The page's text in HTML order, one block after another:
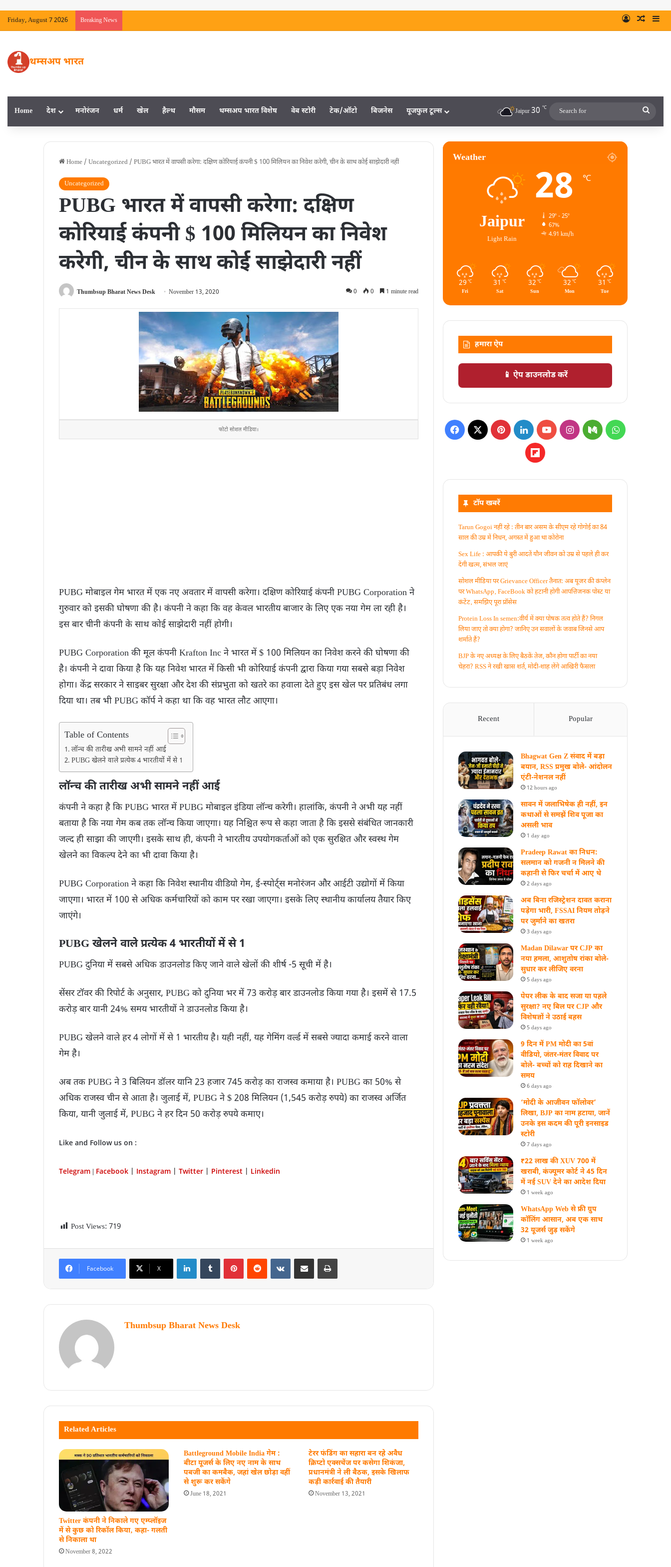
Friday, August 7 2026 Breaking News
थम्सअप भारत
Home देश मनाेरंजन धर्म खेल हैल्‍थ मौसम थम्‍सअप भारत विशेष वेब स्‍टोरी टेक/ऑटो बिजनेस यूजफुल टूल्‍स Jaipur30 ℃
Home / Uncategorized / PUBG भारत में वापसी करेगा: दक्षिण कोरियाई कंपनी $ 100 मिलियन का निवेश करेगी, चीन के साथ कोई साझेदारी नहीं
Uncategorized
PUBG भारत में वापसी करेगा: दक्षिण
कोरियाई कंपनी $ 100 मिलियन का निवेश
करेगी, चीन के साथ कोई साझेदारी नहीं
Thumbsup Bharat News Desk November 13, 2020 0 0 1 minute read
फोटो सोशल मीडिया।
PUBG मोबाइल गेम भारत में एक नए अवतार में वापसी करेगा। दक्षिण कोरियाई कंपनी PUBG Corporation ने
गुरुवार को इसकी घोषणा की है। कंपनी ने कहा कि वह केवल भारतीय बाजार के लिए एक नया गेम ला रही है।
इस बार चीनी कंपनी के साथ कोई साझेदारी नहीं होगी।
PUBG Corporation की मूल कंपनी Krafton Inc ने भारत में $ 100 मिलियन का निवेश करने की घोषणा की
है। कंपनी ने दावा किया है कि यह निवेश भारत में किसी भी कोरियाई कंपनी द्वारा किया गया सबसे बड़ा निवेश
होगा। केंद्र सरकार ने साइबर सुरक्षा और देश की संप्रभुता को खतरे का हवाला देते हुए इस खेल पर प्रतिबंध लगा
दिया था। तब भी PUBG कॉर्प ने कहा था कि वह भारत लौट आएगा।
Table of Contents
लॉन्च की तारीख अभी सामने नहीं आई
PUBG खेलने वाले प्रत्येक 4 भारतीयों में से 1
लॉन्च की तारीख अभी सामने नहीं आई
कंपनी ने कहा है कि PUBG भारत में PUBG मोबाइल इंडिया लॉन्च करेगी। हालांकि, कंपनी ने अभी यह नहीं
बताया है कि नया गेम कब तक लॉन्च किया जाएगा। यह निश्चित रूप से कहा जाता है कि इससे संबंधित जानकारी
जल्द ही साझा की जाएगी। इसके साथ ही, कंपनी ने भारतीय उपयोगकर्ताओं को एक सुरक्षित और स्वस्थ गेम
खेलने का विकल्प देने का भी दावा किया है।
PUBG Corporation ने कहा कि निवेश स्थानीय वीडियो गेम, ई-स्पोर्ट्स मनोरंजन और आईटी उद्योगों में किया
जाएगा। भारत में 100 से अधिक कर्मचारियों को काम पर रखा जाएगा। इसके लिए स्थानीय कार्यालय तैयार किए
जाएंगे।
PUBG खेलने वाले प्रत्येक 4 भारतीयों में से 1
PUBG दुनिया में सबसे अधिक डाउनलोड किए जाने वाले खेलों की शीर्ष -5 सूची में है।
सेंसर टॉवर की रिपोर्ट के अनुसार, PUBG को दुनिया भर में 73 करोड़ बार डाउनलोड किया गया है। इसमें से 17.5
करोड़ बार यानी 24% समय भारतीयों ने डाउनलोड किया है।
PUBG खेलने वाले हर 4 लोगों में से 1 भारतीय है। यही नहीं, यह गेमिंग वर्ल्ड में सबसे ज्यादा कमाई करने वाला
गेम है।
अब तक PUBG ने 3 बिलियन डॉलर यानि 23 हजार 745 करोड़ का राजस्व कमाया है। PUBG का 50% से
अधिक राजस्व चीन से आता है। जुलाई में, PUBG ने $ 208 मिलियन (1,545 करोड़ रुपये) का राजस्व अर्जित
किया, यानी जुलाई में, PUBG ने हर दिन 50 करोड़ रुपये कमाए।
Like and Follow us on :
Telegram Facebook Instagram Twitter Pinterest Linkedin
Post Views: 719
Facebook X
Thumbsup Bharat News Desk
Related Articles
Twitter कंपनी ने निकाले गए एम्प्लॉइज
में से कुछ को रिकॉल किया‚ कहा- गलती
से निकाला था
November 8, 2022
Battleground Mobile India गेम :
बीटा यूजर्स के लिए नए नाम के साथ
पबजी का कमबैक, जहां खेल छोड़ा वहीं
से शुरू कर सकेंगे
June 18, 2021
टेरर फंडिंग का सहारा बन रहे अवैध
क्रिप्टो एक्सचेंज पर कसेगा शिकंजा,
प्रधानमंत्री ने ली बैठक, इसके खिलाफ
कड़ी कार्रवाई की तैयारी
November 13, 2021
Weather
Jaipur
Light Rain
28 ℃
29º - 25º
67%
4.91 km/h
29 ℃
Fri
31 ℃
Sat
32 ℃
Sun
32 ℃
Mon
31 ℃
Tue
हमारा ऐप
📱 ऐप डाउनलोड करें
टॉप खबरें
Tarun Gogoi नहीं रहे : तीन बार असम के सीएम रहे गोगोई का 84
साल की उम्र में निधन, अगस्त में हुआ था कोरोना
Sex Life : आपकी ये बुरी आदतें याैन जीवन को उम्र से पहले ही कर
देंगी खत्म, संभल जाएं
सोशल मीडिया पर Grievance Officer तैनात: अब यूजर की कंप्लेन
पर WhatsApp‚ FaceBook को हटानी होगी आपत्तिजनक पोस्ट या
कंटेंट‚ समझिए पूरा प्रॉसेस
Protein Loss In semen:वीर्य में क्या पोषक तत्व होते हैं? निगल
लिया जाए तो क्या होगा? जानिए उन सवालों के जवाब जिनसे आप
शर्माते हैं?
BJP के नए अध्यक्ष के लिए बैठकें तेज, कौन होगा पार्टी का नया
चेहरा? RSS ने रखी खास शर्त, मोदी-शाह लेंगे आखिरी फैसला
Recent Popular
Bhagwat Gen Z संवाद में बड़ा
बयान, RSS प्रमुख बोले- आंदोलन
एंटी-नेशनल नहीं
12 hours ago
सावन में जलाभिषेक ही नहीं, इन
कथाओं से समझें शिव पूजा का
असली भाव
1 day ago
Pradeep Rawat का निधन:
सलमान को गजनी न मिलने की
कहानी से फिर चर्चा में आए थे
2 days ago
अब बिना रजिस्ट्रेशन दावत कराना
पड़ेगा भारी, FSSAI नियम तोड़ने
पर जुर्माने का खतरा
3 days ago
Madan Dilawar पर CJP का
नया हमला, आशुतोष रांका बोले-
सुधार कर लीजिए वरना
5 days ago
पेपर लीक के बाद सजा या पहले
सुरक्षा? नए बिल पर CJP और
विशेषज्ञों ने उठाई बहस
5 days ago
9 दिन में PM मोदी का 5वां
वीडियो, जंतर-मंतर विवाद पर
बोले- बच्चों को राह दिखाने का
समय
6 days ago
‘मोदी के आजीवन फॉलोवर’
लिखा, BJP का नाम हटाया, जानें
उनके इस कदम की पूरी इनसाइड
स्‍टोरी
7 days ago
₹22 लाख की XUV 700 में
खराबी, कंज्यूमर कोर्ट ने 45 दिन
में नई SUV देने का आदेश दिया
1 week ago
WhatsApp Web से फ्री ग्रुप
कॉलिंग आसान, अब एक साथ
32 यूजर्स जुड़ सकेंगे
1 week ago